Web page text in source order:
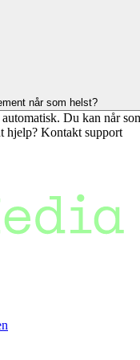
når som helst?
Du kan når
hjelp? Kontakt support